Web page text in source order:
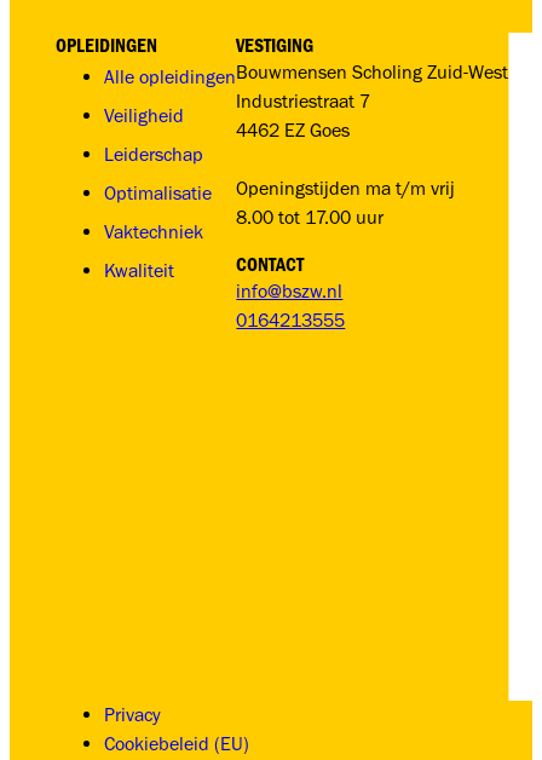
OPLEIDINGEN
Alle opleidingen
Veiligheid
Leiderschap
Optimalisatie
Vaktechniek
Kwaliteit
VESTIGING
Bouwmensen Scholing Zuid-West
Industriestraat 7
4462 EZ Goes
Openingstijden ma t/m vrij
8.00 tot 17.00 uur
CONTACT
info@bszw.nl
0164213555
Privacy
Cookiebeleid (EU)